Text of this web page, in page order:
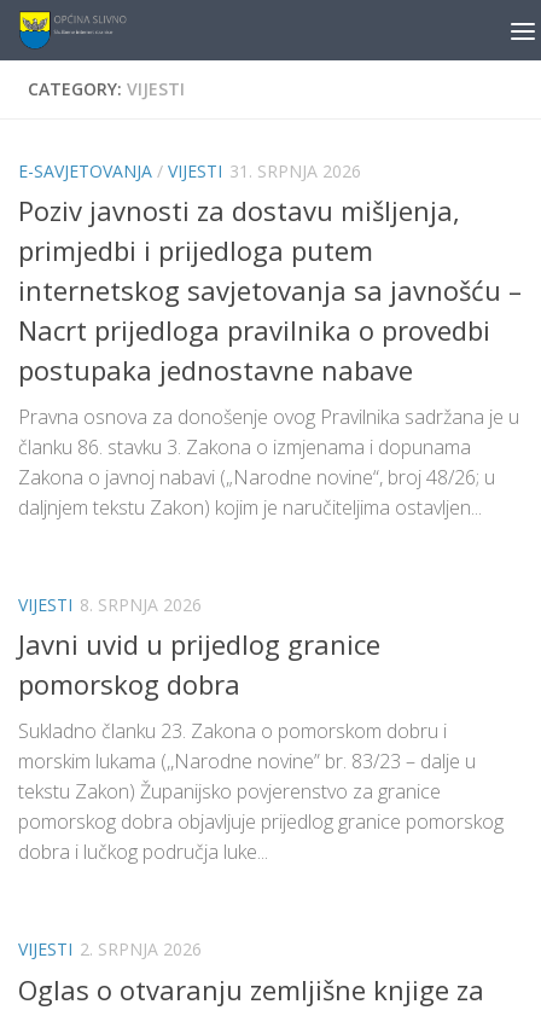
content
Skip to content
CATEGORY: VIJESTI
E-SAVJETOVANJA / VIJESTI 31. SRPNJA 2026
Poziv javnosti za dostavu mišljenja,
primjedbi i prijedloga putem
internetskog savjetovanja sa javnošću –
Nacrt prijedloga pravilnika o provedbi
postupaka jednostavne nabave
Pravna osnova za donošenje ovog Pravilnika sadržana je u
članku 86. stavku 3. Zakona o izmjenama i dopunama
Zakona o javnoj nabavi („Narodne novine“, broj 48/26; u
daljnjem tekstu Zakon) kojim je naručiteljima ostavljen...
VIJESTI 8. SRPNJA 2026
Javni uvid u prijedlog granice
pomorskog dobra
Sukladno članku 23. Zakona o pomorskom dobru i
morskim lukama (,,Narodne novine” br. 83/23 – dalje u
tekstu Zakon) Županijsko povjerenstvo za granice
pomorskog dobra objavljuje prijedlog granice pomorskog
dobra i lučkog područja luke...
VIJESTI 2. SRPNJA 2026
Oglas o otvaranju zemljišne knjige za